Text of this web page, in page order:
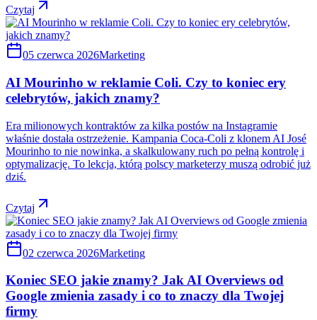
Czytaj
05 czerwca 2026Marketing
AI Mourinho w reklamie Coli. Czy to koniec ery
celebrytów, jakich znamy?
Era milionowych kontraktów za kilka postów na Instagramie
właśnie dostała ostrzeżenie. Kampania Coca-Coli z klonem AI José
Mourinho to nie nowinka, a skalkulowany ruch po pełną kontrolę i
optymalizację. To lekcja, którą polscy marketerzy muszą odrobić już
dziś.
Czytaj
02 czerwca 2026Marketing
Koniec SEO jakie znamy? Jak AI Overviews od
Google zmienia zasady i co to znaczy dla Twojej
firmy